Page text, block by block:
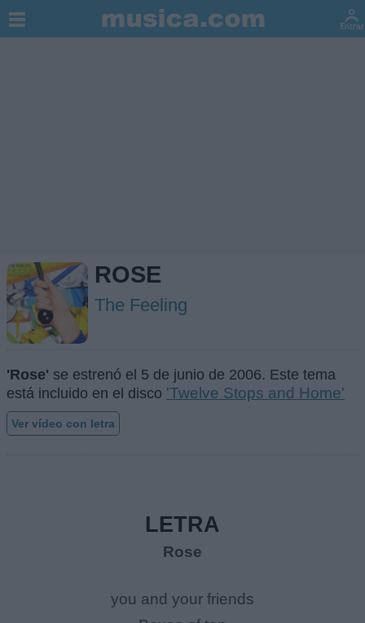
ROSE
The Feeling
'Rose' se estrenó el 5 de junio de 2006. Este tema
está incluido en el disco 'Twelve Stops and Home'
Ver vídeo con letra
LETRA
Rose
you and your friends